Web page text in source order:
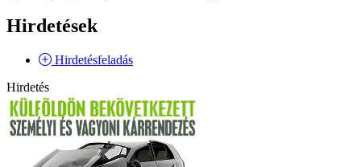
Hirdetések
Hirdetésfeladás
Hirdetés